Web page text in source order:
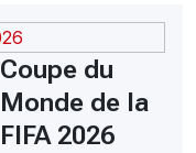
Coupe du
Monde de la
FIFA 2026